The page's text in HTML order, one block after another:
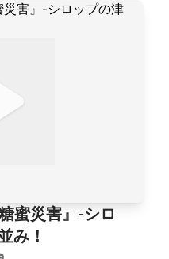
イ！----Shownotes----
酒場ぶち壊し
奈須きのこ大先生総監
ント@ウィキより キ
ハーキュリーズH-4
いちいちおかしい飛行
ーンチ・ジェット 英
蜜災害』-シロ
み！